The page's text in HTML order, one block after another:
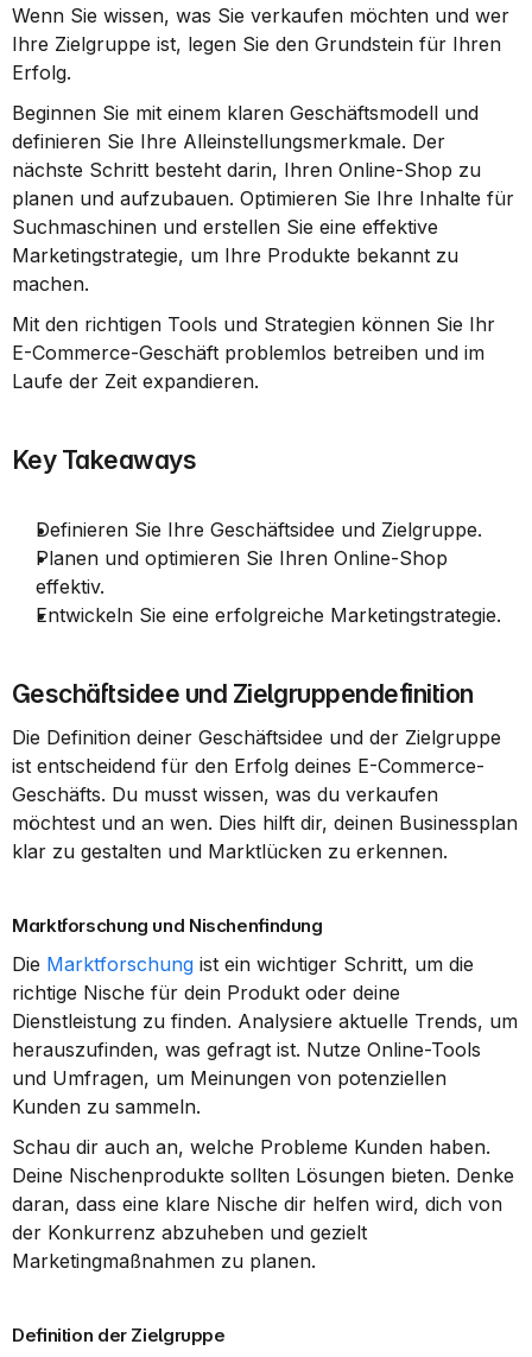
Wenn Sie wissen, was Sie verkaufen möchten und wer
Ihre Zielgruppe ist, legen Sie den Grundstein für Ihren
Erfolg.
Beginnen Sie mit einem klaren Geschäftsmodell und
definieren Sie Ihre Alleinstellungsmerkmale. Der
nächste Schritt besteht darin, Ihren Online-Shop zu
planen und aufzubauen. Optimieren Sie Ihre Inhalte für
Suchmaschinen und erstellen Sie eine effektive
Marketingstrategie, um Ihre Produkte bekannt zu
machen.
Mit den richtigen Tools und Strategien können Sie Ihr
E-Commerce-Geschäft problemlos betreiben und im
Laufe der Zeit expandieren.
Key Takeaways
Definieren Sie Ihre Geschäftsidee und Zielgruppe.
Planen und optimieren Sie Ihren Online-Shop
effektiv.
Entwickeln Sie eine erfolgreiche Marketingstrategie.
Geschäftsidee und Zielgruppendefinition
Die Definition deiner Geschäftsidee und der Zielgruppe
ist entscheidend für den Erfolg deines E-Commerce-
Geschäfts. Du musst wissen, was du verkaufen
möchtest und an wen. Dies hilft dir, deinen Businessplan
klar zu gestalten und Marktlücken zu erkennen.
Marktforschung und Nischenfindung
Die Marktforschung ist ein wichtiger Schritt, um die
richtige Nische für dein Produkt oder deine
Dienstleistung zu finden. Analysiere aktuelle Trends, um
herauszufinden, was gefragt ist. Nutze Online-Tools
und Umfragen, um Meinungen von potenziellen
Kunden zu sammeln.
Schau dir auch an, welche Probleme Kunden haben.
Deine Nischenprodukte sollten Lösungen bieten. Denke
daran, dass eine klare Nische dir helfen wird, dich von
der Konkurrenz abzuheben und gezielt
Marketingmaßnahmen zu planen.
Definition der Zielgruppe